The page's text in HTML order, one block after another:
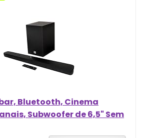
Bluetooth, Cinema
Subwoofer de 6,5" Sem